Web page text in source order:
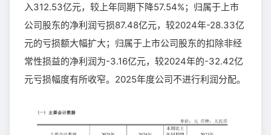
入312.53亿元，较上年同期下降57.54%；归属于上市
公司股东的净利润亏损87.48亿元，较2024年-28.33亿
元的亏损额大幅扩大；归属于上市公司股东的扣除非经
常性损益的净利润为-3.16亿元，较2024年的-32.42亿
元亏损幅度有所收窄。2025年度公司不进行利润分配。